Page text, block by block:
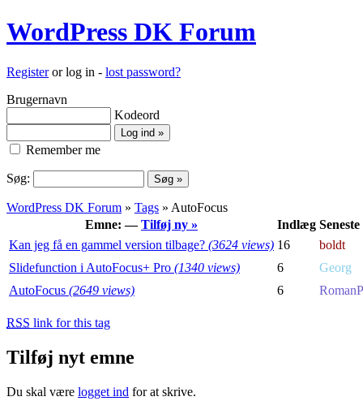
WordPress DK Forum
Registeror log in - lost password?
Brugernavn
Kodeord
Remember me
Søg:
WordPress DK Forum » Tags » AutoFocus
Emne: —Tilføj ny » Indlæg
Kan jeg få en gammel version tilbage? (3624 views) 16
boldt
Slidefunction i AutoFocus+ Pro (1340 views) 6
Georg
AutoFocus (2649 views) 6 RomanP
RSS link for this tag
Tilføj nyt emne
Du skal være logget ind for at skrive.